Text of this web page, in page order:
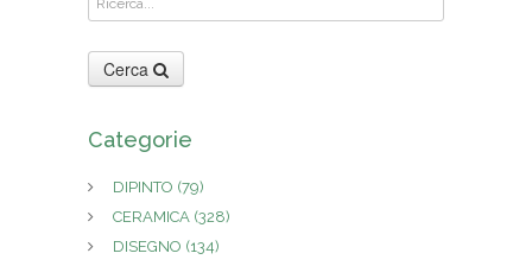
Cerca
Categorie
DIPINTO (79)
CERAMICA (328)
DISEGNO (134)